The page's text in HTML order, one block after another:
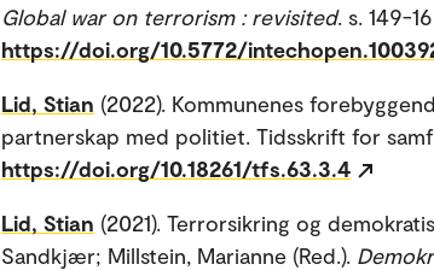
Global war on terrorism : revisited. s. 149-
https://doi.org/10.5772/
Lid, Stian (2022). Kommunenes
partnerskap med politiet. Tidsskrift for
https://doi.org/10.18261/tfs.63.3.4
Lid, Stian (2021). Terrorsikring og
Sandkjær; Millstein, Marianne (Red.).